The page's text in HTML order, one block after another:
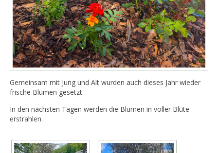
Gemeinsam mit Jung und Alt wurden auch dieses Jahr wieder
frische Blumen gesetzt.
In den nächsten Tagen werden die Blumen in voller Blüte
erstrahlen.